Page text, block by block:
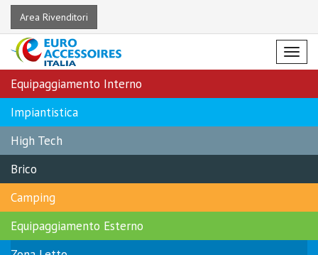
Area Rivenditori
Menu
Equipaggiamento Interno
Impiantistica
High Tech
Brico
Camping
Equipaggiamento Esterno